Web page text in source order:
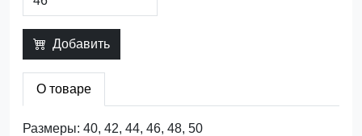
Добавить
О товаре
Размеры: 40, 42, 44, 46, 48, 50